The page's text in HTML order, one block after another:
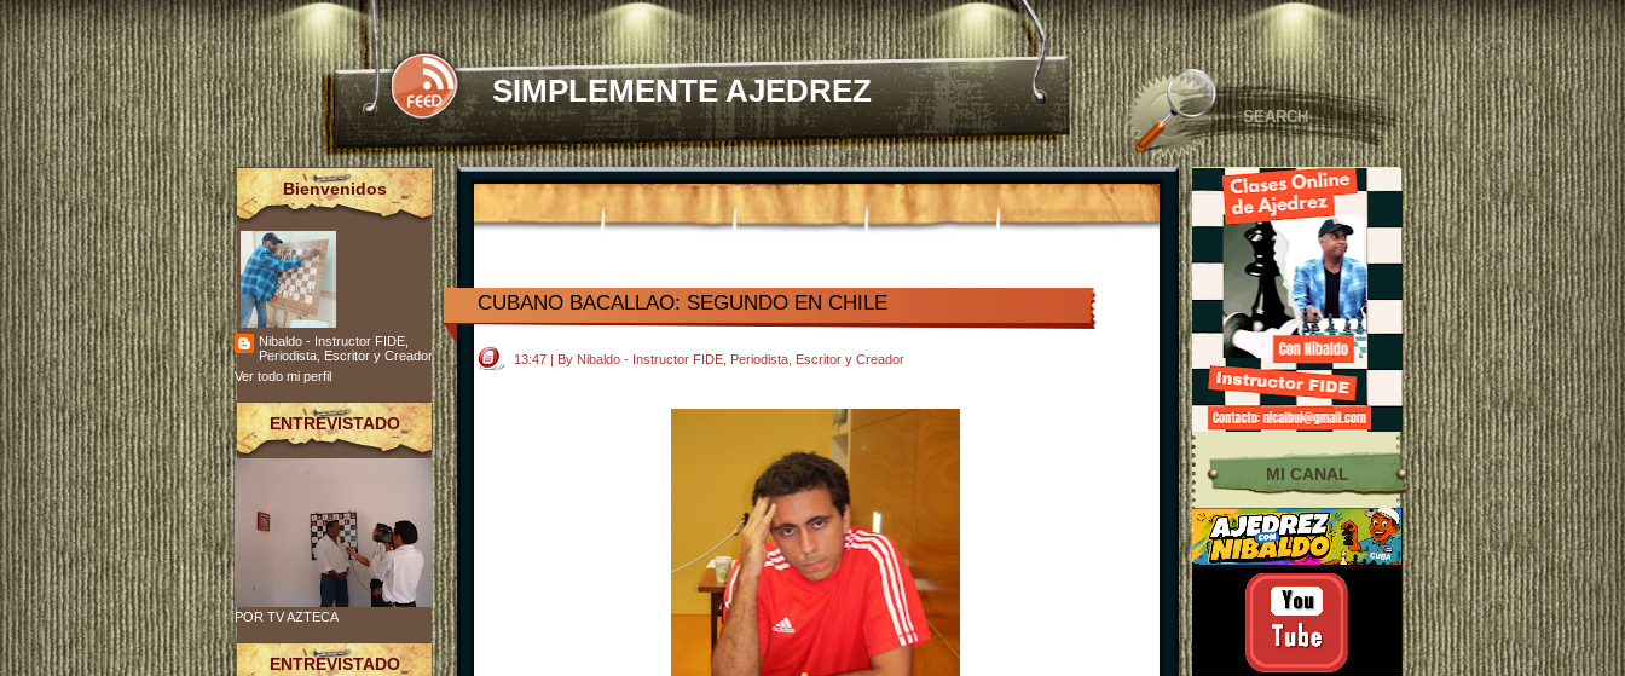
SIMPLEMENTE AJEDREZ
CUBANO BACALLAO: SEGUNDO EN CHILE
13:47 | By Nibaldo - Instructor FIDE, Periodista, Escritor y Creador
Bienvenidos
Nibaldo - Instructor FIDE,
Periodista, Escritor y Creador
Ver todo mi perfil
ENTREVISTADO
POR TV AZTECA
ENTREVISTADO
MI CANAL